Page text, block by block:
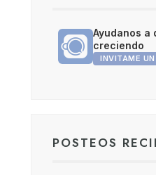
Ayudanos a
creciendo
INVITAME
POSTEOS